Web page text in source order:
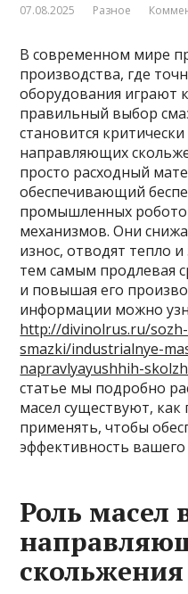
07.08.2025 Разное
В современном мире
производства, где
оборудования играют
правильный выбор
становится
направляющих
просто расходный
обеспечивающий
промышленных
механизмов. Они
износ, отводят тепло
тем самым продлевая
и повышая его
информации можно
http://divinolrus.ru/
smazki/industrialnye-
napravlyayushhih-
статье мы подробно
масел существуют,
применять, чтобы
эффективность
Роль масел